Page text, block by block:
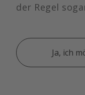
der Regel
Ja, ich